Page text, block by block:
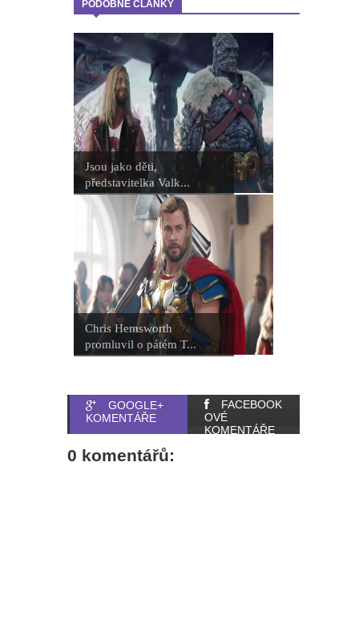
PODOBNÉ ČLÁNKY
Jsou jako děti,
představitelka Valk...
Chris Hemsworth
promluvil o pátém T...
GOOGLE+
KOMENTÁŘE
FACEBOOK
OVÉ
KOMENTÁŘE
0 komentářů: